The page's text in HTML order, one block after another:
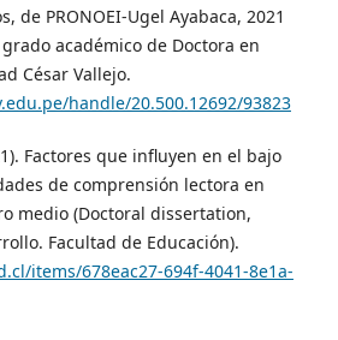
de PRONOEI-Ugel Ayabaca, 2021
académico de Doctora en
César Vallejo.
handle/20.500.12692/93823
Factores que influyen en el bajo
de comprensión lectora en
medio (Doctoral dissertation,
Facultad de Educación).
items/678eac27-694f-4041-8e1a-